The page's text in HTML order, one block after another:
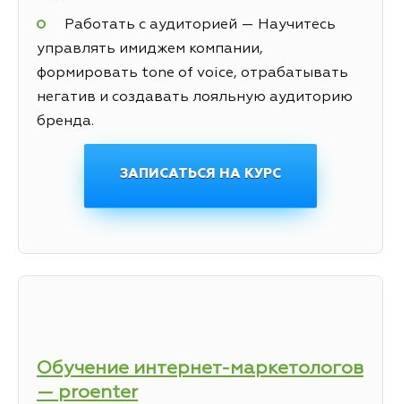
Работать с аудиторией — Научитесь
управлять имиджем компании,
формировать tone of voice, отрабатывать
негатив и создавать лояльную аудиторию
бренда.
ЗАПИСАТЬСЯ НА КУРС
Обучение интернет-маркетологов
— proenter